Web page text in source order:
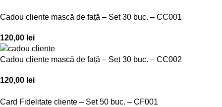
Cadou cliente mască de față – Set 30 buc. – CC001
120,00 lei
Cadou cliente mască de față – Set 30 buc. – CC002
120,00 lei
Card Fidelitate cliente – Set 50 buc. – CF001